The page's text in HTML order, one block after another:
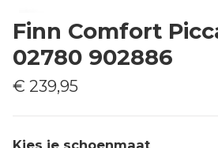
Finn Comfort
02780 902886
€ 239,95
Kies je schoenmaat